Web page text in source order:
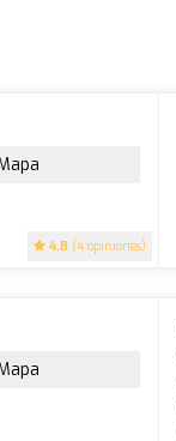
4.8 (4 opiniones)